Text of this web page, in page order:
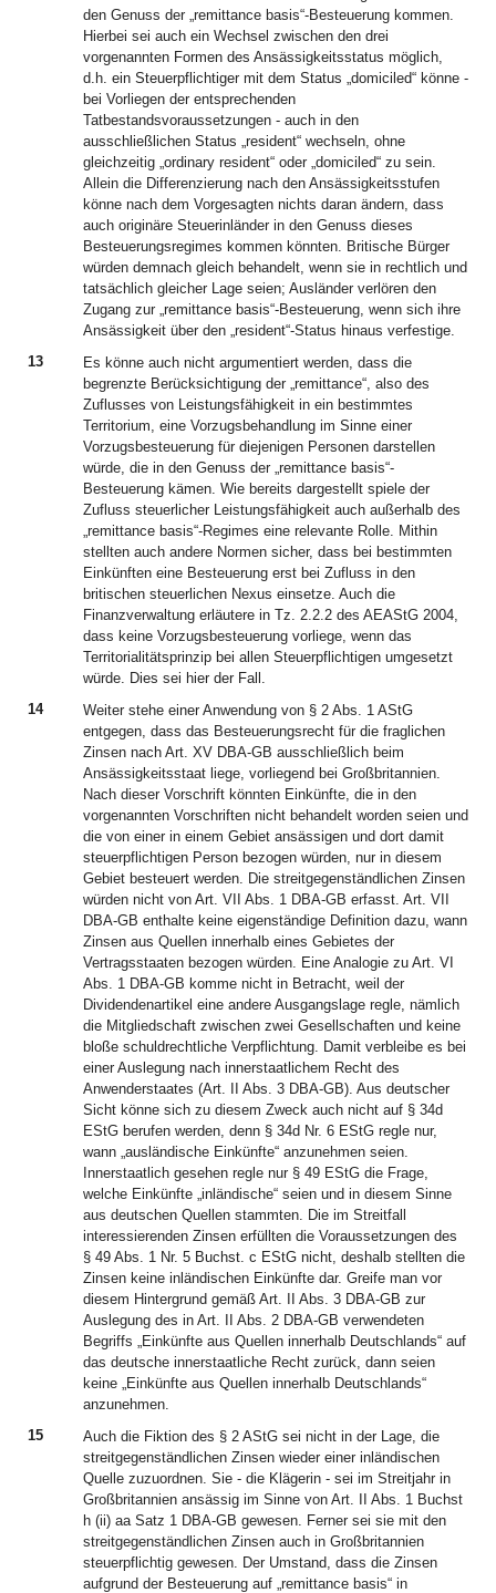
den Genuss der „remittance basis“-Besteuerung kommen.
Hierbei sei auch ein Wechsel zwischen den drei
vorgenannten Formen des Ansässigkeitsstatus möglich,
d.h. ein Steuerpflichtiger mit dem Status „domiciled“ könne -
bei Vorliegen der entsprechenden
Tatbestandsvoraussetzungen - auch in den
ausschließlichen Status „resident“ wechseln, ohne
gleichzeitig „ordinary resident“ oder „domiciled“ zu sein.
Allein die Differenzierung nach den Ansässigkeitsstufen
könne nach dem Vorgesagten nichts daran ändern, dass
auch originäre Steuerinländer in den Genuss dieses
Besteuerungsregimes kommen könnten. Britische Bürger
würden demnach gleich behandelt, wenn sie in rechtlich und
tatsächlich gleicher Lage seien; Ausländer verlören den
Zugang zur „remittance basis“-Besteuerung, wenn sich ihre
Ansässigkeit über den „resident“-Status hinaus verfestige.
13
Es könne auch nicht argumentiert werden, dass die
begrenzte Berücksichtigung der „remittance“, also des
Zuflusses von Leistungsfähigkeit in ein bestimmtes
Territorium, eine Vorzugsbehandlung im Sinne einer
Vorzugsbesteuerung für diejenigen Personen darstellen
würde, die in den Genuss der „remittance basis“-
Besteuerung kämen. Wie bereits dargestellt spiele der
Zufluss steuerlicher Leistungsfähigkeit auch außerhalb des
„remittance basis“-Regimes eine relevante Rolle. Mithin
stellten auch andere Normen sicher, dass bei bestimmten
Einkünften eine Besteuerung erst bei Zufluss in den
britischen steuerlichen Nexus einsetze. Auch die
Finanzverwaltung erläutere in Tz. 2.2.2 des AEAStG 2004,
dass keine Vorzugsbesteuerung vorliege, wenn das
Territorialitätsprinzip bei allen Steuerpflichtigen umgesetzt
würde. Dies sei hier der Fall.
14
Weiter stehe einer Anwendung von § 2 Abs. 1 AStG
entgegen, dass das Besteuerungsrecht für die fraglichen
Zinsen nach Art. XV DBA-GB ausschließlich beim
Ansässigkeitsstaat liege, vorliegend bei Großbritannien.
Nach dieser Vorschrift könnten Einkünfte, die in den
vorgenannten Vorschriften nicht behandelt worden seien und
die von einer in einem Gebiet ansässigen und dort damit
steuerpflichtigen Person bezogen würden, nur in diesem
Gebiet besteuert werden. Die streitgegenständlichen Zinsen
würden nicht von Art. VII Abs. 1 DBA-GB erfasst. Art. VII
DBA-GB enthalte keine eigenständige Definition dazu, wann
Zinsen aus Quellen innerhalb eines Gebietes der
Vertragsstaaten bezogen würden. Eine Analogie zu Art. VI
Abs. 1 DBA-GB komme nicht in Betracht, weil der
Dividendenartikel eine andere Ausgangslage regle, nämlich
die Mitgliedschaft zwischen zwei Gesellschaften und keine
bloße schuldrechtliche Verpflichtung. Damit verbleibe es bei
einer Auslegung nach innerstaatlichem Recht des
Anwenderstaates (Art. II Abs. 3 DBA-GB). Aus deutscher
Sicht könne sich zu diesem Zweck auch nicht auf § 34d
EStG berufen werden, denn § 34d Nr. 6 EStG regle nur,
wann „ausländische Einkünfte“ anzunehmen seien.
Innerstaatlich gesehen regle nur § 49 EStG die Frage,
welche Einkünfte „inländische“ seien und in diesem Sinne
aus deutschen Quellen stammten. Die im Streitfall
interessierenden Zinsen erfüllten die Voraussetzungen des
§ 49 Abs. 1 Nr. 5 Buchst. c EStG nicht, deshalb stellten die
Zinsen keine inländischen Einkünfte dar. Greife man vor
diesem Hintergrund gemäß Art. II Abs. 3 DBA-GB zur
Auslegung des in Art. II Abs. 2 DBA-GB verwendeten
Begriffs „Einkünfte aus Quellen innerhalb Deutschlands“ auf
das deutsche innerstaatliche Recht zurück, dann seien
keine „Einkünfte aus Quellen innerhalb Deutschlands“
anzunehmen.
15
Auch die Fiktion des § 2 AStG sei nicht in der Lage, die
streitgegenständlichen Zinsen wieder einer inländischen
Quelle zuzuordnen. Sie - die Klägerin - sei im Streitjahr in
Großbritannien ansässig im Sinne von Art. II Abs. 1 Buchst
h (ii) aa Satz 1 DBA-GB gewesen. Ferner sei sie mit den
streitgegenständlichen Zinsen auch in Großbritannien
steuerpflichtig gewesen. Der Umstand, dass die Zinsen
aufgrund der Besteuerung auf „remittance basis“ in